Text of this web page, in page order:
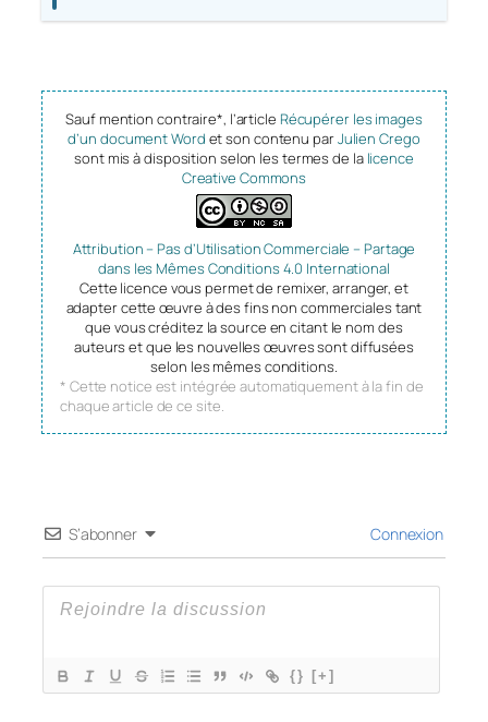
Sauf mention contraire*, l’article Récupérer les images
d’un document Word et son contenu parJulien Crego
sont mis à disposition selon les termes de la licence
Creative Commons
Attribution – Pas d’Utilisation Commerciale – Partage
dans les Mêmes Conditions 4.0 International
Cette licence vous permet de remixer, arranger, et
adapter cette œuvre à des fins non commerciales tant
que vous créditez la source en citant le nom des
auteurs et que les nouvelles œuvres sont diffusées
selon les mêmes conditions.
* Cette notice est intégrée automatiquement à la fin de
chaque article de ce site.
S’abonner Connexion
{} [+]